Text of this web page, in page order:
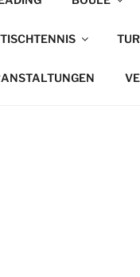
TISCHTENNIS